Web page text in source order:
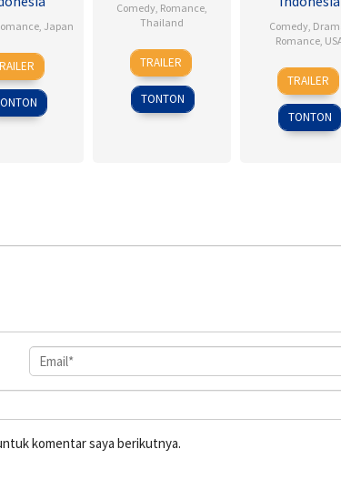
, Japan
28
Jul
2017
Sho
Tsukikawa
Comedy Romance
Thailand
4
Mar
2015
Nareubadee
Wetchakam
TRAILER
TONTON
Comedy
Romance,
6
Feb
2009
Ken
Kwapis
TRAILER
TONTON
komentar saya berikutnya.